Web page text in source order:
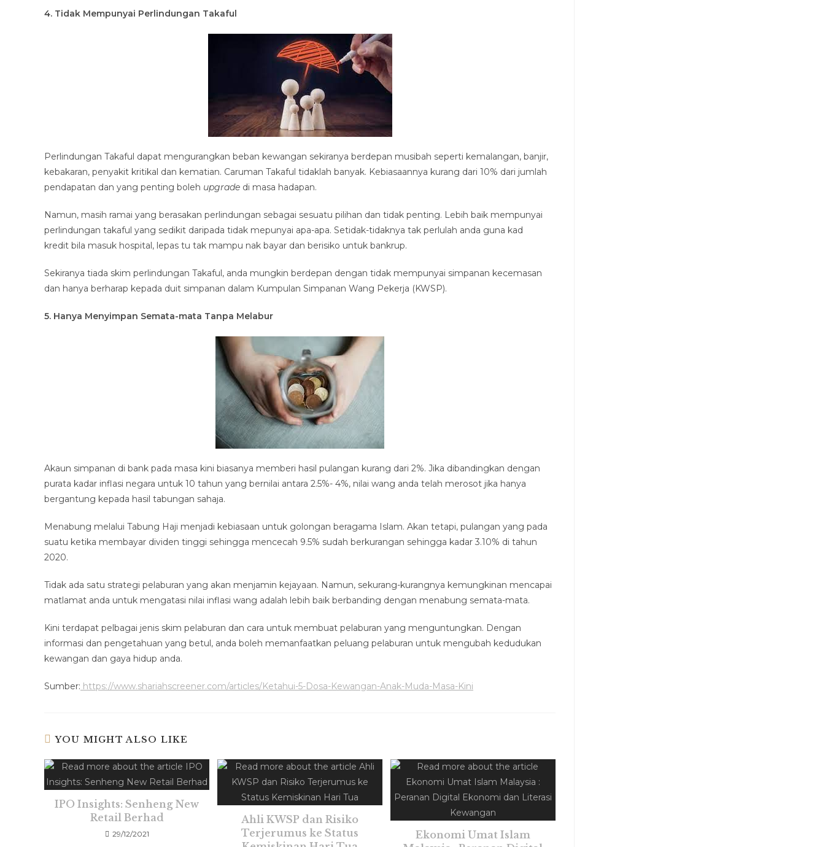
4. Tidak Mempunyai Perlindungan Takaful
Perlindungan Takaful dapat mengurangkan beban kewangan sekiranya berdepan musibah seperti kemalangan, banjir,
kebakaran, penyakit kritikal dan kematian. Caruman Takaful tidaklah banyak. Kebiasaannya kurang dari 10% dari jumlah
pendapatan dan yang penting boleh upgrade di masa hadapan.
Namun, masih ramai yang berasakan perlindungan sebagai sesuatu pilihan dan tidak penting. Lebih baik mempunyai
perlindungan takaful yang sedikit daripada tidak mepunyai apa-apa. Setidak-tidaknya tak perlulah anda guna kad
kredit bila masuk hospital, lepas tu tak mampu nak bayar dan berisiko untuk bankrup.
Sekiranya tiada skim perlindungan Takaful, anda mungkin berdepan dengan tidak mempunyai simpanan kecemasan
dan hanya berharap kepada duit simpanan dalam Kumpulan Simpanan Wang Pekerja (KWSP).
5. Hanya Menyimpan Semata-mata Tanpa Melabur
Akaun simpanan di bank pada masa kini biasanya memberi hasil pulangan kurang dari 2%. Jika dibandingkan dengan
purata kadar inflasi negara untuk 10 tahun yang bernilai antara 2.5%- 4%, nilai wang anda telah merosot jika hanya
bergantung kepada hasil tabungan sahaja.
Menabung melalui Tabung Haji menjadi kebiasaan untuk golongan beragama Islam. Akan tetapi, pulangan yang pada
suatu ketika membayar dividen tinggi sehingga mencecah 9.5% sudah berkurangan sehingga kadar 3.10% di tahun
2020.
Tidak ada satu strategi pelaburan yang akan menjamin kejayaan. Namun, sekurang-kurangnya kemungkinan mencapai
matlamat anda untuk mengatasi nilai inflasi wang adalah lebih baik berbanding dengan menabung semata-mata.
Kini terdapat pelbagai jenis skim pelaburan dan cara untuk membuat pelaburan yang menguntungkan. Dengan
informasi dan pengetahuan yang betul, anda boleh memanfaatkan peluang pelaburan untuk mengubah kedudukan
kewangan dan gaya hidup anda.
Sumber: https://www.shariahscreener.com/articles/Ketahui-5-Dosa-Kewangan-Anak-Muda-Masa-Kini
YOU MIGHT ALSO LIKE
IPO Insights: Senheng New
Retail Berhad
29/12/2021
Ahli KWSP dan Risiko
Terjerumus ke Status
Ekonomi Umat Islam